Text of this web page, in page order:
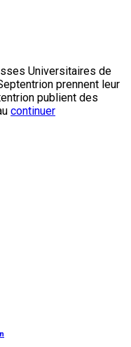
Universitaires de
prennent leur
publient des
continuer